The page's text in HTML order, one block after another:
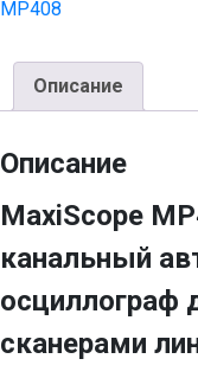
MP408
Описание
Описание
MaxiScope
канальный
осциллограф
сканерами